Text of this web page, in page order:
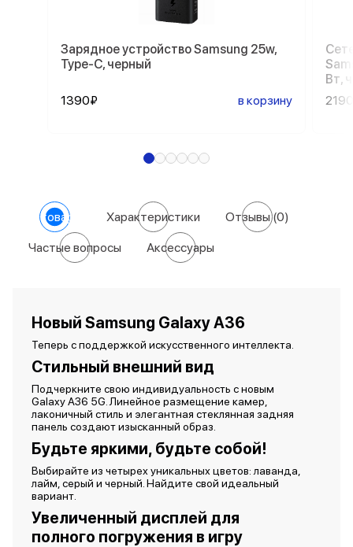
Зарядное устройство Samsung 25w,
Type-C, черный
1390₽ в корзину
Вт,
О товаре Характеристики Отзывы(0)
Частые вопросы Аксессуары
Новый Samsung Galaxy A36
Теперь с поддержкой искусственного интеллекта.
Стильный внешний вид
Подчеркните свою индивидуальность с новым
Galaxy A36 5G. Линейное размещение камер,
лаконичный стиль и элегантная стеклянная задняя
панель создают изысканный образ.
Будьте яркими, будьте собой!
Выбирайте из четырех уникальных цветов: лаванда,
лайм, серый и черный. Найдите свой идеальный
вариант.
Увеличенный дисплей для
полного погружения в игру